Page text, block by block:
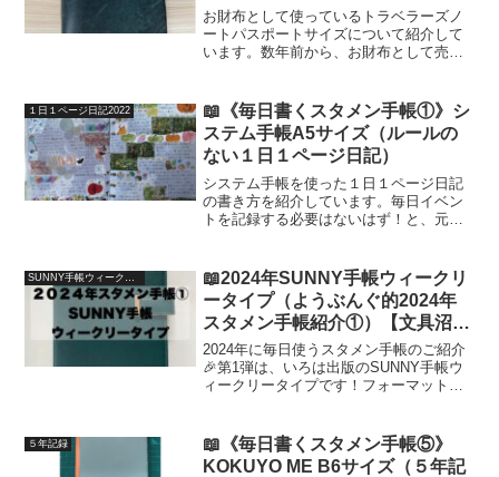
お財布として使っているトラベラーズノ
ートパスポートサイズについて紹介して
います。数年前から、お財布として売ら
せ…！私にとってはベストお財布です！
１日１ページ日記2022
📖《毎日書くスタメン手帳①》シ
ステム手帳A5サイズ（ルールの
ない１日１ページ日記）
システム手帳を使った１日１ページ日記
の書き方を紹介しています。毎日イベン
トを記録する必要はないはず！と、元飽
１日１ページ日記の続け方を綴っていま
す。
📖2024年SUNNY手帳ウィークリ
ータイプ（ようぶんぐ的2024年
スタメン手帳紹介①）【文具沼に
浸かるなんとなく専業主婦の手帳
生活】
2024年に毎日使うスタメン手帳のご紹介
🎉第1弾は、いろは出版のSUNNY手帳ウ
ィークリータイプです！フォーマットや
介です😌少しでも参考になりますよう
に！
５年記録
📖《毎日書くスタメン手帳⑤》
KOKUYO ME B6サイズ（５年記